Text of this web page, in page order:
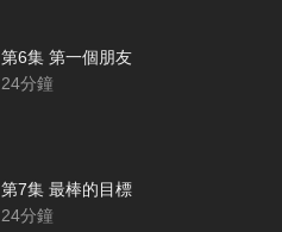
第6集 第一個朋友
24分鐘
第7集 最棒的目標
24分鐘